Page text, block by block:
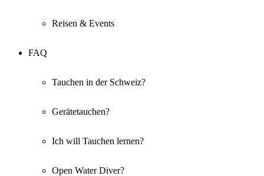
Reisen & Events
FAQ
Tauchen in der Schweiz?
Gerätetauchen?
Ich will Tauchen lernen?
Open Water Diver?